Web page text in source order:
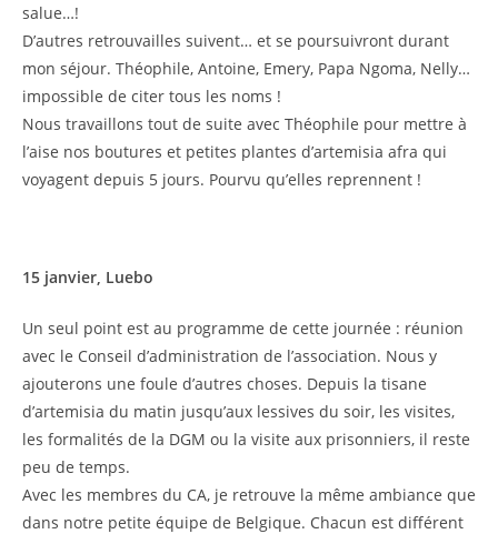
salue…!
D’autres retrouvailles suivent… et se poursuivront durant
mon séjour. Théophile, Antoine, Emery, Papa Ngoma, Nelly…
impossible de citer tous les noms !
Nous travaillons tout de suite avec Théophile pour mettre à
l’aise nos boutures et petites plantes d’artemisia afra qui
voyagent depuis 5 jours. Pourvu qu’elles reprennent !
15 janvier, Luebo
Un seul point est au programme de cette journée : réunion
avec le Conseil d’administration de l’association. Nous y
ajouterons une foule d’autres choses. Depuis la tisane
d’artemisia du matin jusqu’aux lessives du soir, les visites,
les formalités de la DGM ou la visite aux prisonniers, il reste
peu de temps.
Avec les membres du CA, je retrouve la même ambiance que
dans notre petite équipe de Belgique. Chacun est différent